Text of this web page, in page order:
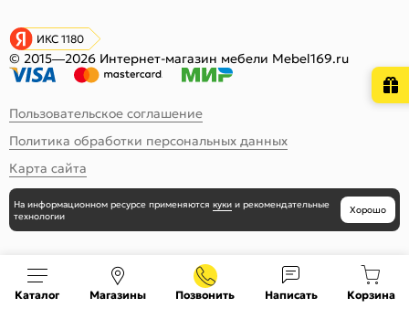
ИКС 1180
© 2015—2026 Интернет-магазин мебели Mebel169.ru
Пользовательское соглашение
Политика обработки персональных данных
Карта сайта
Каталог Магазины Позвонить Написать Корзина
На информационном ресурсе применяются куки и рекомендательные
технологии
Хорошо